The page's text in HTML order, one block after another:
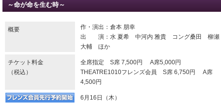
～命が命を生む時～
概要
作・演出：倉本 朋幸
出 演：水 夏希 中河内 雅貴 コング桑田 柳瀬
大輔 ほか
チケット料金
（税込）
全席指定 S席 7,500円 A席5,000円
THEATRE1010フレンズ会員 S席 6,750円 A席
4,500円
6月16日（木）